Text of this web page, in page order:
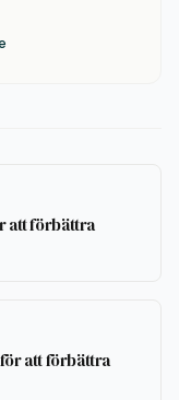
att förbättra
att förbättra